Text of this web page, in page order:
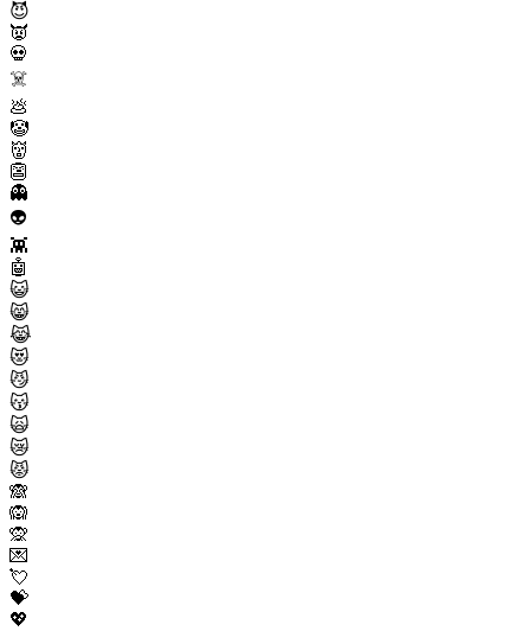
😈
👿
💀
☠️
💩
🤡
👹
👺
👻
👽
👾
🤖
😺
😸
😹
😻
😼
😽
🙀
😿
😾
🙈
🙉
🙊
💌
💘
💝
💖